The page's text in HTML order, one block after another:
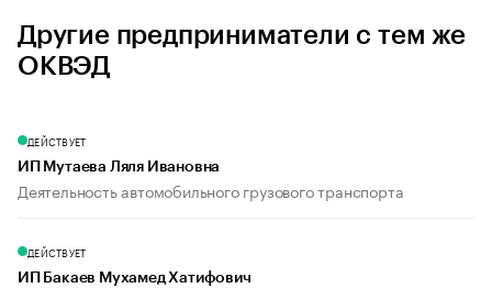
Другие предприниматели с тем же
ОКВЭД
ДЕЙСТВУЕТ
ИП Мутаева Ляля Ивановна
Деятельность автомобильного грузового транспорта
ДЕЙСТВУЕТ
ИП Бакаев Мухамед Хатифович